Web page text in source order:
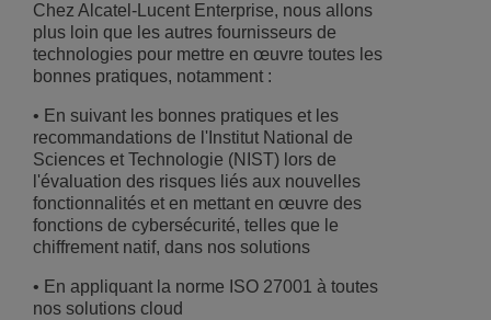
Chez Alcatel-Lucent Enterprise, nous allons
plus loin que les autres fournisseurs de
technologies pour mettre en œuvre toutes les
bonnes pratiques, notamment :
• En suivant les bonnes pratiques et les
recommandations de l'Institut National de
Sciences et Technologie (NIST) lors de
l'évaluation des risques liés aux nouvelles
fonctionnalités et en mettant en œuvre des
fonctions de cybersécurité, telles que le
chiffrement natif, dans nos solutions
• En appliquant la norme ISO 27001 à toutes
nos solutions cloud